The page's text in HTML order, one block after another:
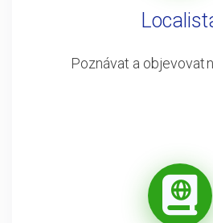
Poznávat a objevovat